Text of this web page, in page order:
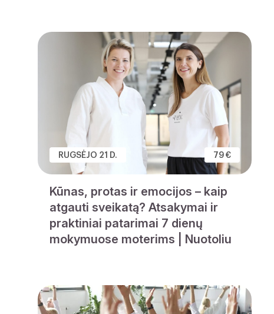
RUGSĖJO 21 D. 79 €
Kūnas, protas ir emocijos – kaip
atgauti sveikatą? Atsakymai ir
praktiniai patarimai 7 dienų
mokymuose moterims | Nuotoliu